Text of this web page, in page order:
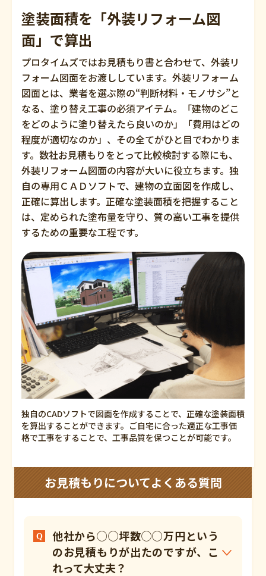
塗装面積を「外装リフォーム図
面」で算出
プロタイムズではお見積もり書と合わせて、外装リ
フォーム図面をお渡ししています。外装リフォーム
図面とは、業者を選ぶ際の“判断材料・モノサシ”と
なる、塗り替え工事の必須アイテム。「建物のどこ
をどのように塗り替えたら良いのか」「費用はどの
程度が適切なのか」、その全てがひと目でわかりま
す。数社お見積もりをとって比較検討する際にも、
外装リフォーム図面の内容が大いに役立ちます。独
自の専用ＣＡＤソフトで、建物の立面図を作成し、
正確に算出します。正確な塗装面積を把握すること
は、定められた塗布量を守り、質の高い工事を提供
するための重要な工程です。
独自のCADソフトで図面を作成することで、正確な塗装面積
を算出することができます。ご自宅に合った適正な工事価
格で工事をすることで、工事品質を保つことが可能です。
お見積もりについてよくある質問
他社から◯◯坪数◯◯万円という
のお見積もりが出たのですが、こ
れって大丈夫？